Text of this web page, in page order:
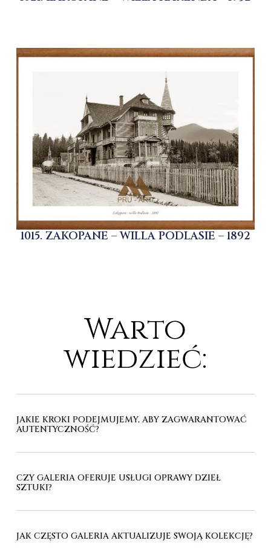
1015. ZAKOPANE – WILLA PODLASIE – 1892
Warto
wiedzieć:
JAKIE KROKI PODEJMUJEMY, ABY ZAGWARANTOWAĆ
AUTENTYCZNOŚĆ?
CZY GALERIA OFERUJE USŁUGI OPRAWY DZIEŁ
SZTUKI?
JAK CZĘSTO GALERIA AKTUALIZUJE SWOJĄ KOLEKCJĘ?